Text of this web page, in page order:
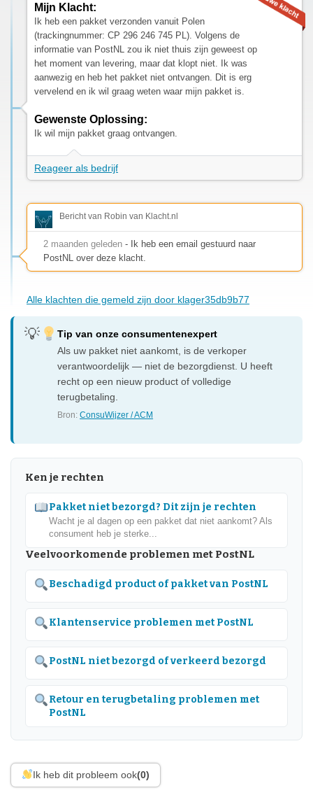
Mijn Klacht:
Ik heb een pakket verzonden vanuit Polen
(trackingnummer: CP 296 246 745 PL). Volgens de
informatie van PostNL zou ik niet thuis zijn geweest op
het moment van levering, maar dat klopt niet. Ik was
aanwezig en heb het pakket niet ontvangen. Dit is erg
vervelend en ik wil graag weten waar mijn pakket is.
Gewenste Oplossing:
Ik wil mijn pakket graag ontvangen.
Reageer als bedrijf
Bericht van Robin van Klacht.nl
2 maanden geleden - Ik heb een email gestuurd naar
PostNL over deze klacht.
Alle klachten die gemeld zijn door klager35db9b77
Tip van onze consumentenexpert
Als uw pakket niet aankomt, is de verkoper
verantwoordelijk — niet de bezorgdienst. U heeft
recht op een nieuw product of volledige
terugbetaling.
Bron:ConsuWijzer / ACM
Ken je rechten
Pakket niet bezorgd? Dit zijn je rechten
Wacht je al dagen op een pakket dat niet aankomt? Als
consument heb je sterke...
Veelvoorkomende problemen met PostNL
Beschadigd product of pakket van PostNL
Klantenservice problemen met PostNL
PostNL niet bezorgd of verkeerd bezorgd
Retour en terugbetaling problemen met
PostNL
Ik heb dit probleem ook(0)